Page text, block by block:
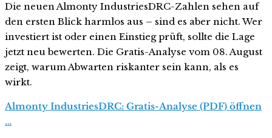
Die neuen Almonty IndustriesDRC-Zahlen sehen auf
den ersten Blick harmlos aus – sind es aber nicht. Wer
investiert ist oder einen Einstieg prüft, sollte die Lage
jetzt neu bewerten. Die Gratis-Analyse vom 08. August
zeigt, warum Abwarten riskanter sein kann, als es
wirkt.
Almonty IndustriesDRC: Gratis-Analyse (PDF) öffnen
…